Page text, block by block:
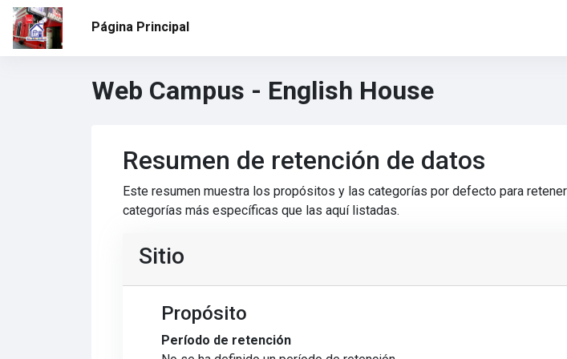
Salta al contenido principal
Página Principal
Web Campus - English House
Resumen de retención de datos
Este resumen muestra los propósitos y las categorías por defecto para
categorías más específicas que las aquí listadas.
Sitio
Propósito
Período de retención